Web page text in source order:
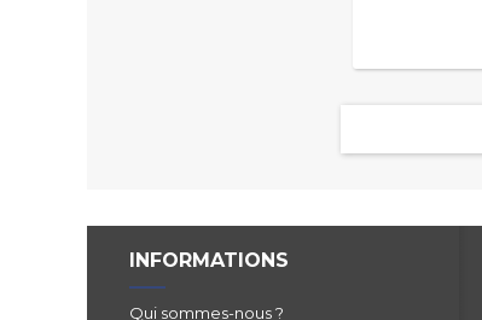
INFORMATIONS
Qui sommes-nous ?